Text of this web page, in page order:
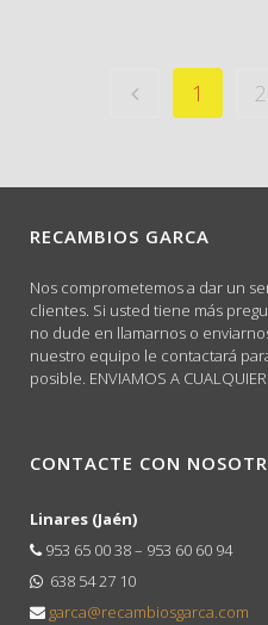
1 2
RECAMBIOS GARCA
Nos comprometemos a dar un
clientes. Si usted tiene más
no dude en llamarnos o
nuestro equipo le contactará
posible. ENVIAMOS A
CONTACTE CON
Linares (Jaén)
953 65 00 38 – 953 60 60 94
638 54 27 10
garca@recambiosgarca.com